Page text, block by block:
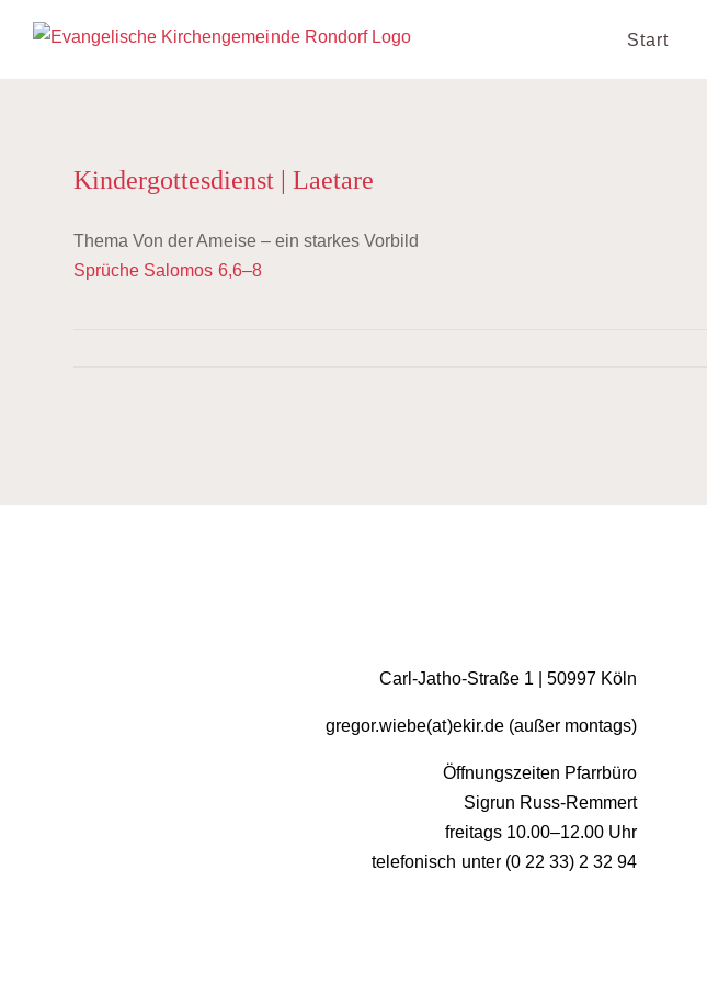
Inhalt
Start
Kindergottesdienst | Laetare
Thema Von der Ameise – ein starkes Vorbild
Sprüche Salomos 6,6–8
Carl-Jatho-Straße 1 | 50997 Köln
gregor.wiebe(at)ekir.de (außer montags)
Öffnungszeiten Pfarrbüro
Sigrun Russ-Remmert
freitags 10.00–12.00 Uhr
telefonisch unter (0 22 33) 2 32 94